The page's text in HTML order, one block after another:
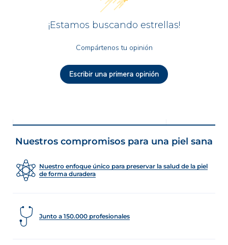
¡Estamos buscando estrellas!
Compártenos tu opinión
Escribir una primera opinión
Nuestros compromisos para una piel sana
Nuestro enfoque único para preservar la salud de la piel
de forma duradera
Junto a 150.000 profesionales